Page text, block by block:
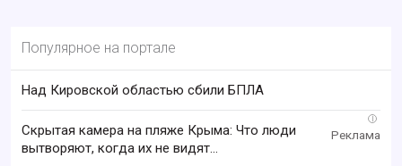
Популярное на портале
Над Кировской областью сбили БПЛА
i
Скрытая камера на пляже Крыма: Что люди
вытворяют, когда их не видят...